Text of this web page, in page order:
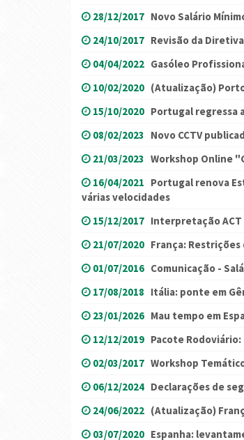
28/12/2017 Novo Salário
24/10/2017 Revisão da
04/04/2022 Gasóleo
10/02/2020 (Atualização)
15/10/2020 Portugal regressa
08/02/2023 Novo CCTV
21/03/2023 Workshop Online
16/04/2021 Portugal renova
várias velocidades
15/12/2017 Interpretação
21/07/2020 França:
01/07/2016 Comunicação -
17/08/2018 Itália: ponte em
23/01/2026 Mau tempo em
12/12/2019 Pacote
02/03/2017 Workshop
06/12/2024 Declarações de
24/06/2022 (Atualização)
03/07/2020 Espanha: